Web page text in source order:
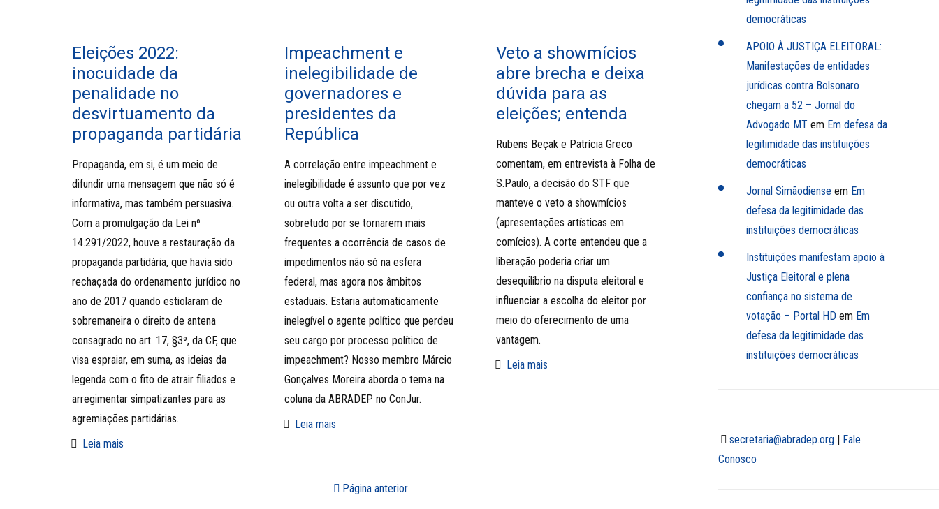
Eleições 2022:
inocuidade da
penalidade no
desvirtuamento da
propaganda partidária
Propaganda, em si, é um meio de
difundir uma mensagem que não só é
informativa, mas também persuasiva.
Com a promulgação da Lei nº
14.291/2022, houve a restauração da
propaganda partidária, que havia sido
rechaçada do ordenamento jurídico no
ano de 2017 quando estiolaram de
sobremaneira o direito de antena
consagrado no art. 17, §3º, da CF, que
visa espraiar, em suma, as ideias da
legenda com o fito de atrair filiados e
arregimentar simpatizantes para as
agremiações partidárias.
Leia mais
Impeachment e
inelegibilidade de
governadores e
presidentes da
República
A correlação entre impeachment e
inelegibilidade é assunto que por vez
ou outra volta a ser discutido,
sobretudo por se tornarem mais
frequentes a ocorrência de casos de
impedimentos não só na esfera
federal, mas agora nos âmbitos
estaduais. Estaria automaticamente
inelegível o agente político que perdeu
seu cargo por processo político de
impeachment? Nosso membro Márcio
Gonçalves Moreira aborda o tema na
coluna da ABRADEP no ConJur.
Leia mais
Veto a showmícios
abre brecha e deixa
dúvida para as
eleições; entenda
Rubens Beçak e Patrícia Greco
comentam, em entrevista à Folha de
S.Paulo, a decisão do STF que
manteve o veto a showmícios
(apresentações artísticas em
comícios). A corte entendeu que a
liberação poderia criar um
desequilíbrio na disputa eleitoral e
influenciar a escolha do eleitor por
meio do oferecimento de uma
vantagem.
Leia mais
Página anterior
democráticas
APOIO À JUSTIÇA ELEITORAL:
Manifestações de entidades
jurídicas contra Bolsonaro
chegam a 52 – Jornal do
Advogado MTem Em defesa da
legitimidade das instituições
democráticas
Jornal Simãodiense em Em
defesa da legitimidade das
instituições democráticas
Instituições manifestam apoio à
Justiça Eleitoral e plena
confiança no sistema de
votação – Portal HDem Em
defesa da legitimidade das
instituições democráticas
secretaria@abradep.org| Fale
Conosco